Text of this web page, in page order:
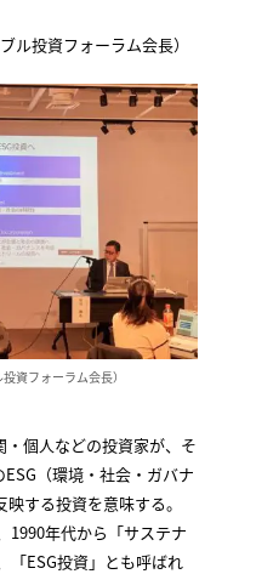
ル投資フォーラム会長）
資フォーラム会長）
・個人などの投資家が、そ
（環境・社会・ガバナ
する投資を意味する。
1990年代から「サステナ
「ESG投資」とも呼ばれ